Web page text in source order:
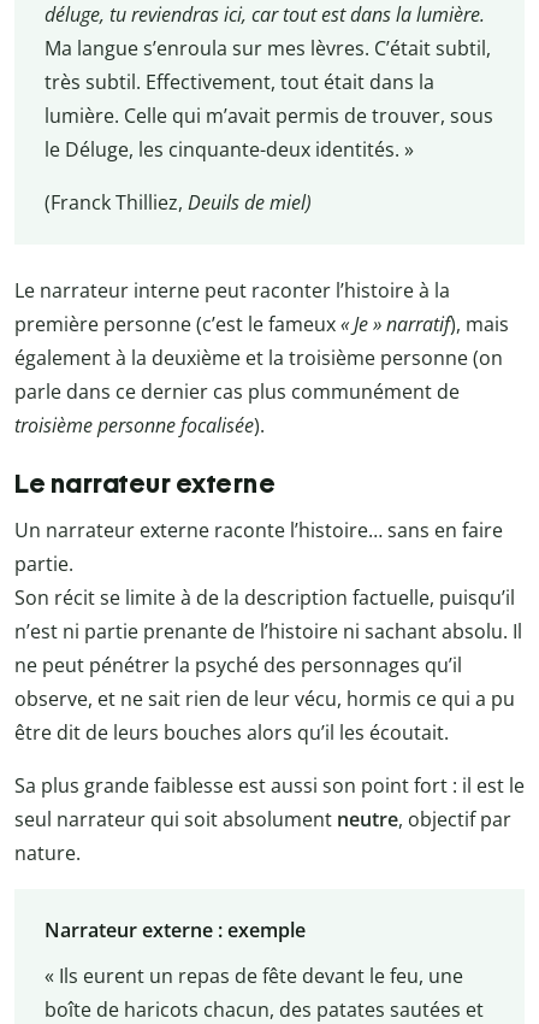
déluge, tu reviendras ici, car tout est dans la lumière.
Ma langue s’enroula sur mes lèvres. C’était subtil,
très subtil. Effectivement, tout était dans la
lumière. Celle qui m’avait permis de trouver, sous
le Déluge, les cinquante-deux identités. »
(Franck Thilliez, Deuils de miel)
Le narrateur interne peut raconter l’histoire à la
première personne (c’est le fameux« Je » narratif), mais
également à la deuxième et la troisième personne (on
parle dans ce dernier cas plus communément de
troisième personne focalisée).
Le narrateur externe
Un narrateur externe raconte l’histoire… sans en faire
partie.
Son récit se limite à de la description factuelle, puisqu’il
n’est ni partie prenante de l’histoire ni sachant absolu. Il
ne peut pénétrer la psyché des personnages qu’il
observe, et ne sait rien de leur vécu, hormis ce qui a pu
être dit de leurs bouches alors qu’il les écoutait.
Sa plus grande faiblesse est aussi son point fort : il est le
seul narrateur qui soit absolument neutre, objectif par
nature.
Narrateur externe : exemple
« Ils eurent un repas de fête devant le feu, une
boîte de haricots chacun, des patates sautées et